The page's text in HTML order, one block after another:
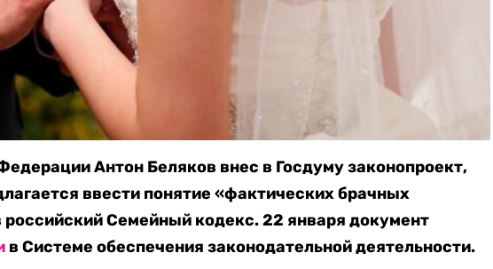
Антон Беляков внес в Госдуму законопроект,
ввести понятие «фактических брачных
российский Семейный кодекс. 22 января документ
в Системе обеспечения законодательной деятельности.